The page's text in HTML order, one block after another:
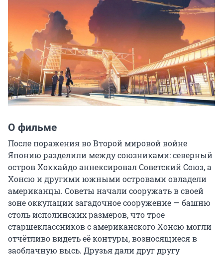
О фильме
После поражения во Второй мировой войне
Японию разделили между союзниками: северный
остров Хоккайдо аннексировал Советский Союз, а
Хонсю и другими южными островами овладели
американцы. Советы начали сооружать в своей
зоне оккупации загадочное сооружение — башню
столь исполинских размеров, что трое
старшеклассников с американского Хонсю могли
отчётливо видеть её контуры, возносящиеся в
заоблачную высь. Друзья дали друг другу